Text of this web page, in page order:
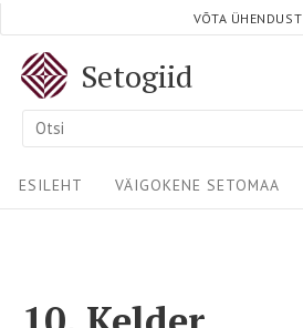
content
Setogiid
Search
VÕTA ÜHENDUST
Site
Navigation
ESILEHT VÄIGOKENE SETOMAA